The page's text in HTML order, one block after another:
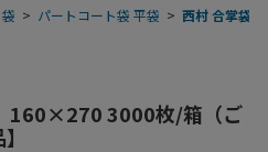
> パートコート袋 平袋 > 西村 合掌袋
160×270 3000枚/箱（ご